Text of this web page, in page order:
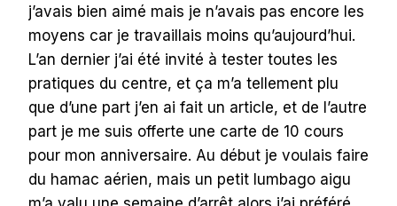
j’avais bien aimé mais je n’avais pas encore les
moyens car je travaillais moins qu’aujourd’hui.
L’an dernier j’ai été invité à tester toutes les
pratiques du centre, et ça m’a tellement plu
que d’une part j’en ai fait un article, et de l’autre
part je me suis offerte une carte de 10 cours
pour mon anniversaire. Au début je voulais faire
du hamac aérien, mais un petit lumbago aigu